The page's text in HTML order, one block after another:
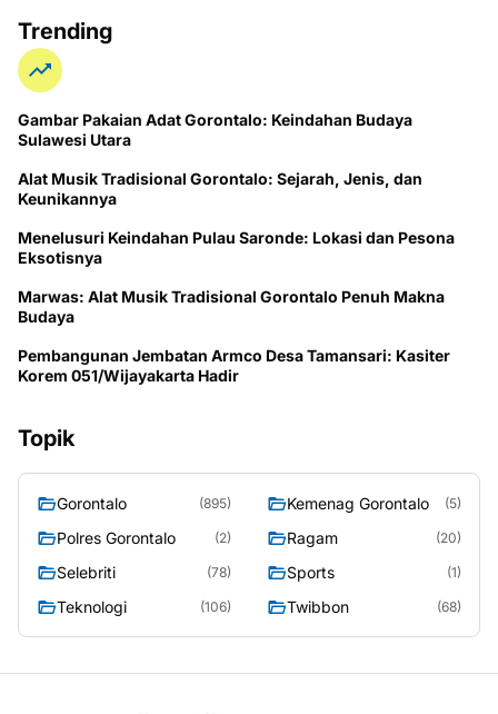
Trending
Gambar Pakaian Adat Gorontalo: Keindahan Budaya
Sulawesi Utara
Alat Musik Tradisional Gorontalo: Sejarah, Jenis, dan
Keunikannya
Menelusuri Keindahan Pulau Saronde: Lokasi dan Pesona
Eksotisnya
Marwas: Alat Musik Tradisional Gorontalo Penuh Makna
Budaya
Pembangunan Jembatan Armco Desa Tamansari: Kasiter
Korem 051/Wijayakarta Hadir
Topik
Gorontalo (895) Kemenag Gorontalo (5)
Polres Gorontalo (2) Ragam (20)
Selebriti (78) Sports (1)
Teknologi (106) Twibbon (68)